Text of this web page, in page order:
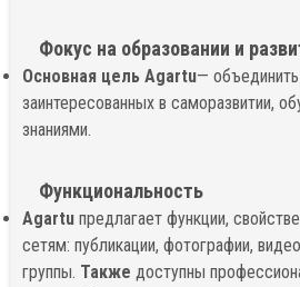
Фокус на образовании и
Основная цель Agartu—
заинтересованных в саморазвитии,
знаниями.
Функциональность
Agartuпредлагает функции,
сетям: публикации, фотографии,
группы. Также доступны